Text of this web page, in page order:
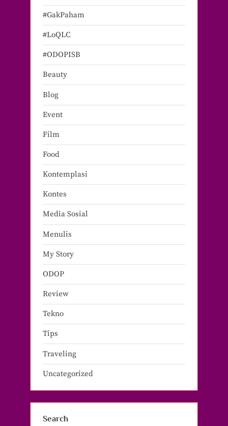
#GakPaham
#LoQLC
#ODOPISB
Beauty
Blog
Event
Film
Food
Kontemplasi
Kontes
Media Sosial
Menulis
My Story
ODOP
Review
Tekno
Tips
Traveling
Uncategorized
Search